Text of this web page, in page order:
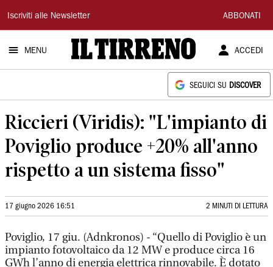
Il
Tirreno
Iscriviti alle Newsletter ABBONATI
MENU ACCEDI
SEGUICI SU DISCOVER
Riccieri (Viridis): "L'impianto di
Poviglio produce +20% all'anno
rispetto a un sistema fisso"
17 giugno 2026 16:51 2 MINUTI DI LETTURA
Poviglio, 17 giu. (Adnkronos) - “Quello di Poviglio è un
impianto fotovoltaico da 12 MW e produce circa 16
GWh l’anno di energia elettrica rinnovabile. È dotato